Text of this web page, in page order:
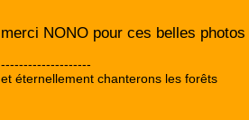
merci NONO pour ces belles photos
--------------------
et éternellement chanterons les forêts